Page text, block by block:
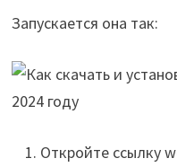
Запускается она так:
Откройте ссылку